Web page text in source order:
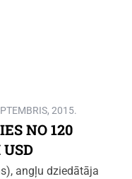
2015.
NO 120
angļu dziedātāja